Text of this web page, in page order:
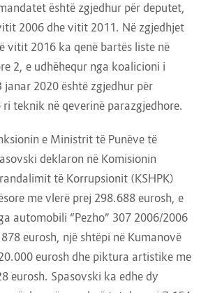
është zgjedhur për deputet,
2006 dhe vitit 2011. Në zgjedhjet
vitit 2016 ka qenë bartës liste në
2, e udhëhequr nga koalicioni i
janar 2020 është zgjedhur për
teknik në qeverinë parazgjedhore.
e Ministrit të Punëve të
deklaron në Komisionin
të Korrupsionit (KSHPK)
me vlerë prej 298.688 eurosh, e
automobili “Pezho” 307 2006/2006
eurosh, një shtëpi në Kumanovë
eurosh dhe piktura artistike me
eurosh. Spasovski ka edhe dy